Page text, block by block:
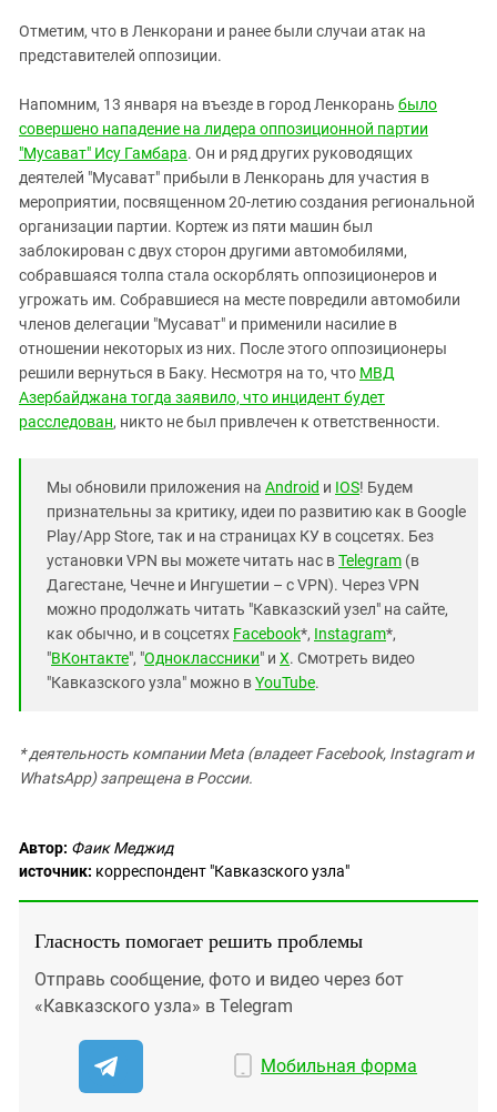
Отметим, что в Ленкорани и ранее были случаи атак на
представителей оппозиции.
Напомним, 13 января на въезде в город Ленкорань было
совершено нападение на лидера оппозиционной партии
"Мусават" Ису Гамбара. Он и ряд других руководящих
деятелей "Мусават" прибыли в Ленкорань для участия в
мероприятии, посвященном 20-летию создания региональной
организации партии. Кортеж из пяти машин был
заблокирован с двух сторон другими автомобилями,
собравшаяся толпа стала оскорблять оппозиционеров и
угрожать им. Собравшиеся на месте повредили автомобили
членов делегации "Мусават" и применили насилие в
отношении некоторых из них. После этого оппозиционеры
решили вернуться в Баку. Несмотря на то, что МВД
Азербайджана тогда заявило, что инцидент будет
расследован, никто не был привлечен к ответственности.
Мы обновили приложения на Android и IOS! Будем
признательны за критику, идеи по развитию как в Google
Play/App Store, так и на страницах КУ в соцсетях. Без
установки VPN вы можете читать нас вTelegram (в
Дагестане, Чечне и Ингушетии – с VPN). Через VPN
можно продолжать читать "Кавказский узел" на сайте,
как обычно, и в соцсетях Facebook*, Instagram*,
"ВКонтакте", "Одноклассники" и X. Смотреть видео
"Кавказского узла" можно вYouTube.
* деятельность компании Meta (владеет Facebook, Instagram и
WhatsApp) запрещена в России.
Автор: Фаик Меджид
источник: корреспондент "Кавказского узла"
Гласность помогает решить проблемы
Отправь сообщение, фото и видео через бот
«Кавказского узла» в Telegram
Мобильная форма